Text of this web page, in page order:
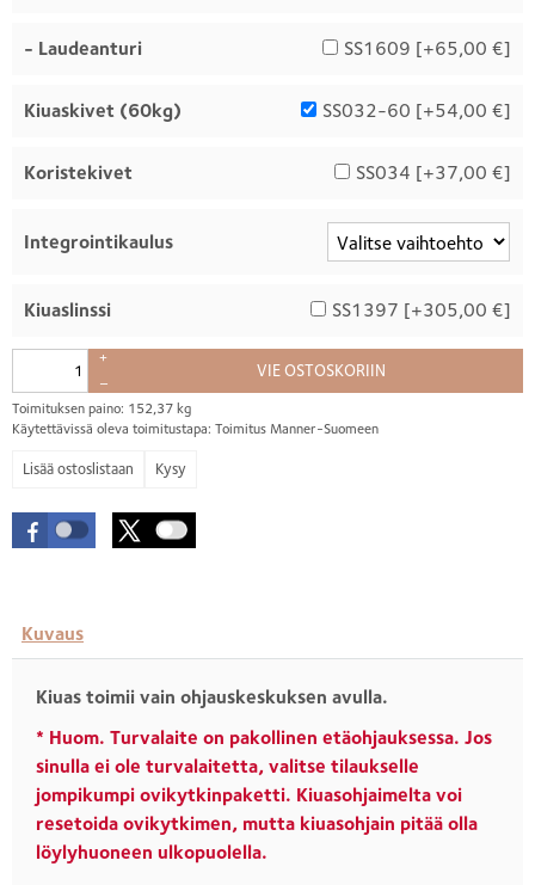
Toimituksen paino: 152,37 kg
- Laudeanturi SS1609 [+65,00 €]
Kiuaskivet (60kg) SS032-60 [+54,00 €]
Koristekivet SS034 [+37,00 €]
Integrointikaulus
Kiuaslinssi SS1397 [+305,00 €]
+
–
VIE OSTOSKORIIN
Käytettävissä oleva toimitustapa: Toimitus Manner-Suomeen
Kysy
Kuvaus
Kiuas toimii vain ohjauskeskuksen avulla.
* Huom. Turvalaite on pakollinen etäohjauksessa. Jos
sinulla ei ole turvalaitetta, valitse tilaukselle
jompikumpi ovikytkinpaketti. Kiuasohjaimelta voi
resetoida ovikytkimen, mutta kiuasohjain pitää olla
löylyhuoneen ulkopuolella.